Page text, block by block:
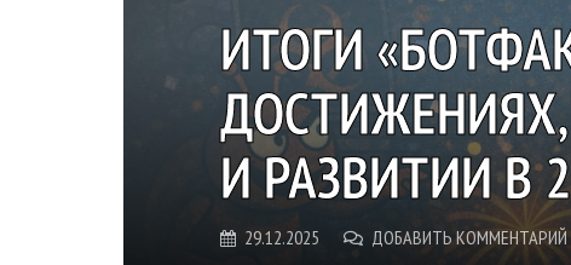
ИТОГИ
И РАЗВИТИИ В
29.12.2025 ДОБАВИТЬ КОММЕНТАРИЙ